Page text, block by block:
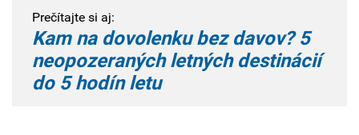
Prečítajte si aj:
Kam na dovolenku bez davov? 5
neopozeraných letných destinácií
do 5 hodín letu